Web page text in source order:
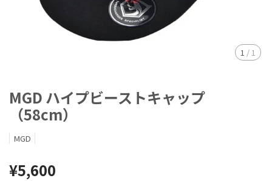
1 / 1
MGD ハイプビーストキャップ
（58cm）
MGD
¥5,600